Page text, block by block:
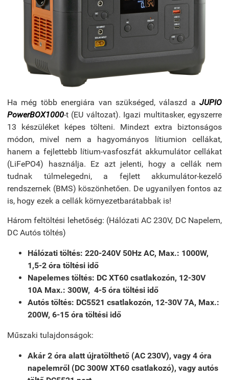
Ha még több energiára van szükséged, válaszd a JUPIO
PowerBOX1000-t (EU változat). Igazi multitasker, egyszerre
13 készüléket képes tölteni. Mindezt extra biztonságos
módon, mivel nem a hagyományos lítiumion cellákat,
hanem a fejlettebb lítium-vasfoszfát akkumulátor cellákat
(LiFePO4) használja. Ez azt jelenti, hogy a cellák nem
tudnak túlmelegedni, a fejlett akkumulátor-kezelő
rendszernek (BMS) köszönhetően. De ugyanilyen fontos az
is, hogy ezek a cellák környezetbarátabbak is!
Három feltöltési lehetőség: (Hálózati AC 230V, DC Napelem,
DC Autós töltés)
Hálózati töltés: 220-240V 50Hz AC, Max.: 1000W,
1,5-2 óra töltési idő
Napelemes töltés: DC XT60 csatlakozón, 12-30V
10A Max.: 300W, 4-5 óra töltési idő
Autós töltés: DC5521 csatlakozón, 12-30V 7A, Max.:
200W, 6-15 óra töltési idő
Műszaki tulajdonságok:
Akár 2 óra alatt újratölthető (AC 230V), vagy 4 óra
napelemről (DC 300W XT60 csatlakozó), vagy autós